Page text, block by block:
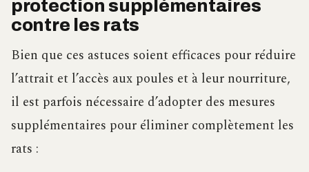
protection supplémentaires
contre les rats
Bien que ces astuces soient efficaces pour réduire
l’attrait et l’accès aux poules et à leur nourriture,
il est parfois nécessaire d’adopter des mesures
supplémentaires pour éliminer complètement les
rats :